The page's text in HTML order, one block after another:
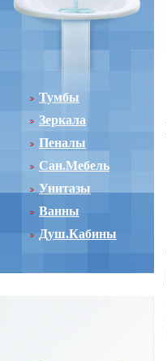
Тумбы
Зеркала
Пеналы
Сан.Мебель
Унитазы
Ванны
Душ.Кабины